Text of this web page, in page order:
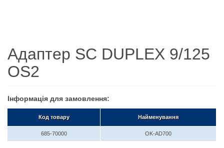
Адаптер SC DUPLEX 9/125
OS2
Інформація для замовлення:
Код товару Найменування
685-70000 OK-AD700